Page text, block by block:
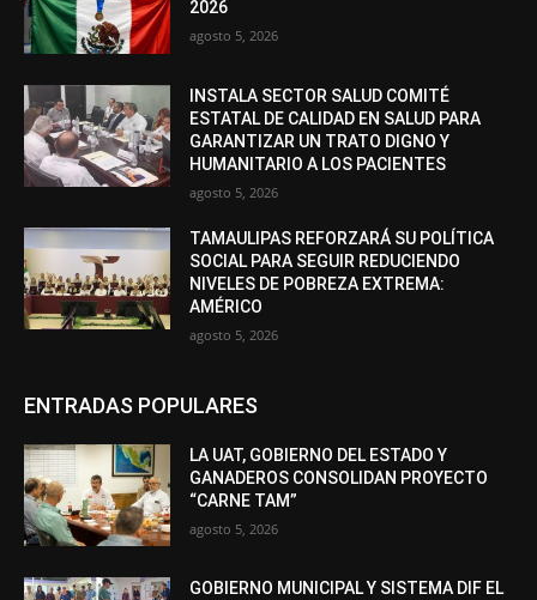
2026
agosto 5, 2026
INSTALA SECTOR SALUD COMITÉ
ESTATAL DE CALIDAD EN SALUD PARA
GARANTIZAR UN TRATO DIGNO Y
HUMANITARIO A LOS PACIENTES
agosto 5, 2026
TAMAULIPAS REFORZARÁ SU POLÍTICA
SOCIAL PARA SEGUIR REDUCIENDO
NIVELES DE POBREZA EXTREMA:
AMÉRICO
agosto 5, 2026
ENTRADAS POPULARES
LA UAT, GOBIERNO DEL ESTADO Y
GANADEROS CONSOLIDAN PROYECTO
“CARNE TAM”
agosto 5, 2026
GOBIERNO MUNICIPAL Y SISTEMA DIF EL